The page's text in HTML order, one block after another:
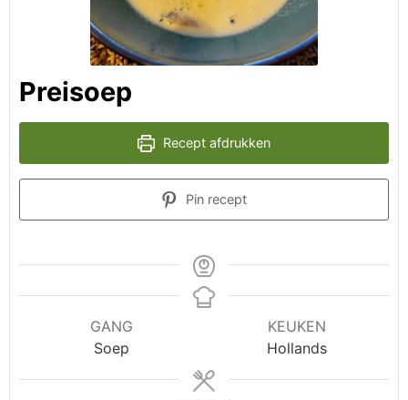
Preisoep
Recept afdrukken
Pin recept
GANG
Soep
KEUKEN
Hollands